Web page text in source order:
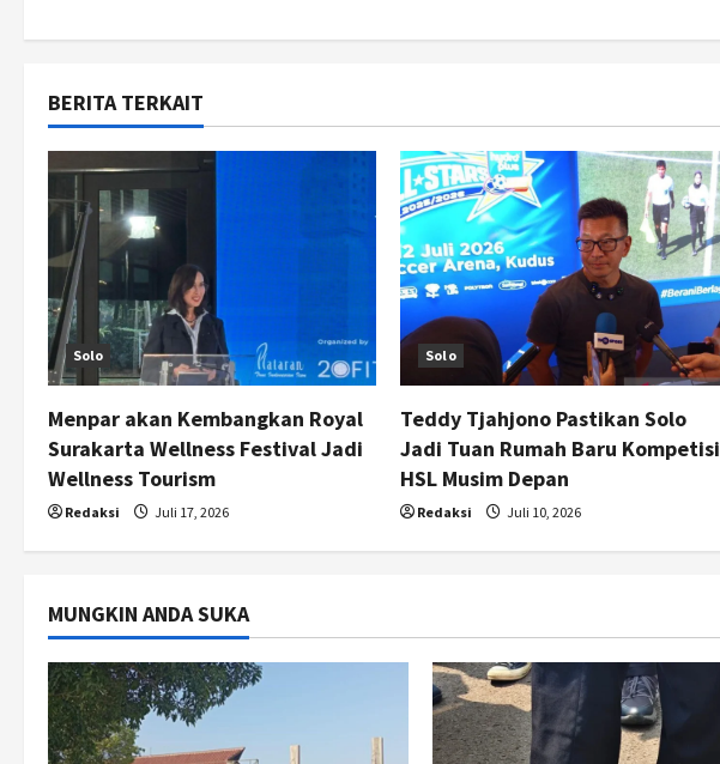
n
a
v
i
g
a
t
i
o
BERITA TERKAIT
Solo
Menpar akan Kembangkan Royal
Surakarta Wellness Festival Jadi
Wellness Tourism
Redaksi Juli 17, 2026
Solo
Teddy Tjahjono Pastikan Solo
Jadi Tuan Rumah Baru Kompetisi
HSL Musim Depan
Redaksi Juli 10, 2026
MUNGKIN ANDA SUKA